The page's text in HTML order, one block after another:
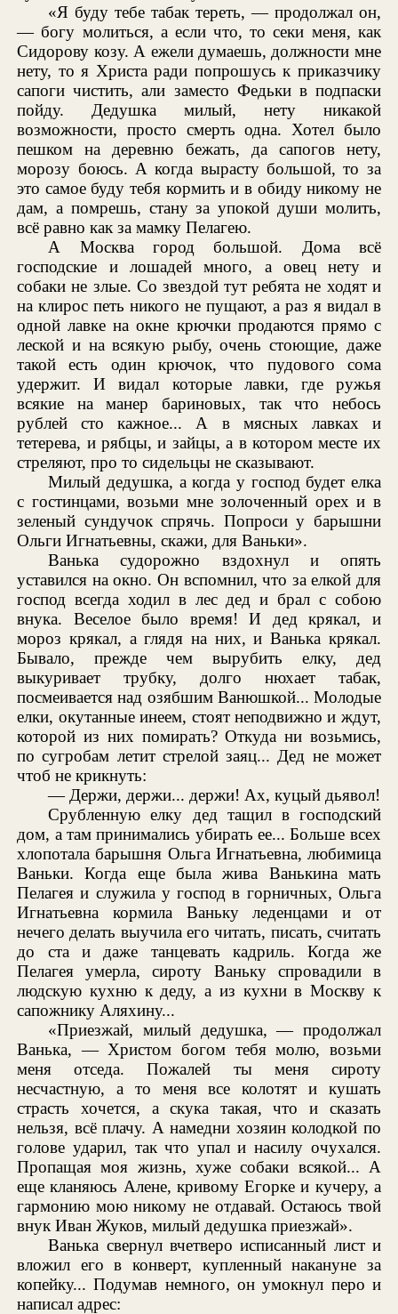
«Я буду тебе табак тереть, — продолжал он,
— богу молиться, а если что, то секи меня, как
Сидорову козу. А ежели думаешь, должности мне
нету, то я Христа ради попрошусь к приказчику
сапоги чистить, али заместо Федьки в подпаски
пойду. Дедушка милый, нету никакой
возможности, просто смерть одна. Хотел было
пешком на деревню бежать, да сапогов нету,
морозу боюсь. А когда вырасту большой, то за
это самое буду тебя кормить и в обиду никому не
дам, а помрешь, стану за упокой души молить,
всё равно как за мамку Пелагею.
А Москва город большой. Дома всё
господские и лошадей много, а овец нету и
собаки не злые. Со звездой тут ребята не ходят и
на клирос петь никого не пущают, а раз я видал в
одной лавке на окне крючки продаются прямо с
леской и на всякую рыбу, очень стоющие, даже
такой есть один крючок, что пудового сома
удержит. И видал которые лавки, где ружья
всякие на манер бариновых, так что небось
рублей сто кажное... А в мясных лавках и
тетерева, и рябцы, и зайцы, а в котором месте их
стреляют, про то сидельцы не сказывают.
Милый дедушка, а когда у господ будет елка
с гостинцами, возьми мне золоченный орех и в
зеленый сундучок спрячь. Попроси у барышни
Ольги Игнатьевны, скажи, для Ваньки».
Ванька судорожно вздохнул и опять
уставился на окно. Он вспомнил, что за елкой для
господ всегда ходил в лес дед и брал с собою
внука. Веселое было время! И дед крякал, и
мороз крякал, а глядя на них, и Ванька крякал.
Бывало, прежде чем вырубить елку, дед
выкуривает трубку, долго нюхает табак,
посмеивается над озябшим Ванюшкой... Молодые
елки, окутанные инеем, стоят неподвижно и ждут,
которой из них помирать? Откуда ни возьмись,
по сугробам летит стрелой заяц... Дед не может
чтоб не крикнуть:
— Держи, держи... держи! Ах, куцый дьявол!
Срубленную елку дед тащил в господский
дом, а там принимались убирать ее... Больше всех
хлопотала барышня Ольга Игнатьевна, любимица
Ваньки. Когда еще была жива Ванькина мать
Пелагея и служила у господ в горничных, Ольга
Игнатьевна кормила Ваньку леденцами и от
нечего делать выучила его читать, писать, считать
до ста и даже танцевать кадриль. Когда же
Пелагея умерла, сироту Ваньку спровадили в
людскую кухню к деду, а из кухни в Москву к
сапожнику Аляхину...
«Приезжай, милый дедушка, — продолжал
Ванька, — Христом богом тебя молю, возьми
меня отседа. Пожалей ты меня сироту
несчастную, а то меня все колотят и кушать
страсть хочется, а скука такая, что и сказать
нельзя, всё плачу. А намедни хозяин колодкой по
голове ударил, так что упал и насилу очухался.
Пропащая моя жизнь, хуже собаки всякой... А
еще кланяюсь Алене, кривому Егорке и кучеру, а
гармонию мою никому не отдавай. Остаюсь твой
внук Иван Жуков, милый дедушка приезжай».
Ванька свернул вчетверо исписанный лист и
вложил его в конверт, купленный накануне за
копейку... Подумав немного, он умокнул перо и
написал адрес: